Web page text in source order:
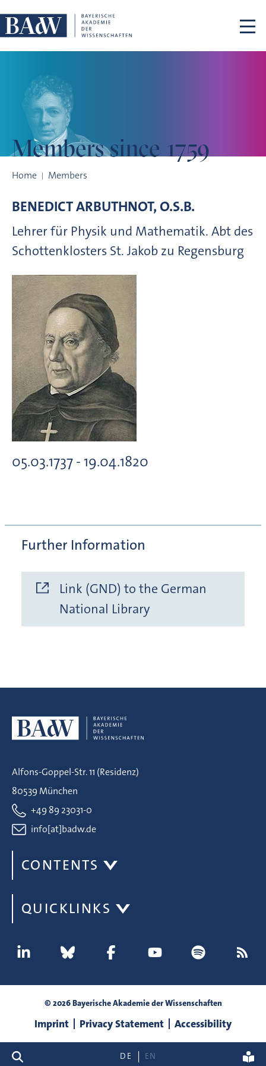
search DE EN
Members since 1759
Home Members
BENEDICTARBUTHNOT, O.S.B.
Lehrer für Physik und Mathematik. Abt des
Schottenklosters St. Jakob zu Regensburg
05.03.1737 - 19.04.1820
Further Information
Link (GND) to the German
National Library
Alfons-Goppel-Str. 11 (Residenz)
80539 München
+49 89 23031-0
info[at]badw.de
CONTENTS
QUICKLINKS
© 2026 Bayerische Akademie der Wissenschaften
Imprint Privacy Statement Accessibility